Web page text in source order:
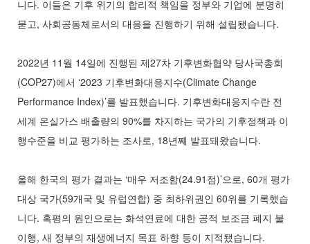
니다. 이들은 기후 위기의 합리적 책임을 정부와 기업에 분명히
묻고, 사회공동체로서의 대응을 진행하기 위해 설립됐습니다.
2022년 11월 14일에 진행된 제27차 기후변화협약 당사국총회
(COP27)에서 ‘2023 기후변화대응지수(Climate Change
Performance Index)’를 발표했습니다. 기후변화대응지수란 전
세계 온실가스 배출량의 90%를 차지하는 국가의 기후정책과 이
행수준을 비교 평가하는 조사로, 18년째 발표돼왔습니다.
올해 한국의 평가 결과는 ‘매우 저조함(24.91점)’으로, 60개 평가
대상 국가(59개국 및 유럽연합) 중 최하위권인 60위를 기록했습
니다. 혹평의 원인으로는 화석연료에 대한 공적 보조금 폐지 불
이행, 새 정부의 재생에너지 목표 하향 등이 지적됐습니다.